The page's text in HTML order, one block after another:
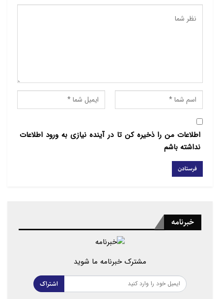
اطلاعات من را ذخیره کن تا در آینده نیازی به ورود اطلاعات
نداشته باشم
خبرنامه
مشترک خبرنامه ما شوید
اشتراک